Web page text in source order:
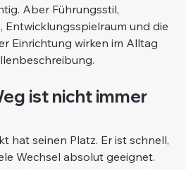
Aber Führungsstil,
Entwicklungsspielraum und die
Einrichtung wirken im Alltag
ist nicht immer
hat seinen Platz. Er ist schnell,
Wechsel absolut geeignet.